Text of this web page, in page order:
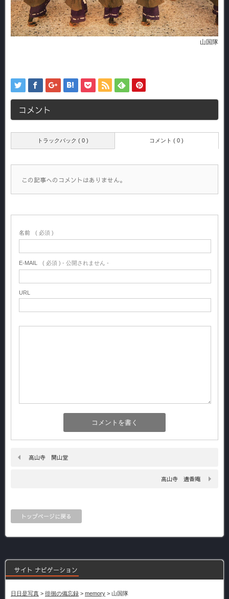
山国隊
コメント
トラックバック ( 0 ) コメント ( 0 )
この記事へのコメントはありません。
名前 ( 必須 )
E-MAIL ( 必須 ) - 公開されません -
URL
高山寺 開山堂
高山寺 遺香庵
トップページに戻る
サイト ナビゲーション
日日是写真 > 徘徊の備忘録 > memory > 山国隊